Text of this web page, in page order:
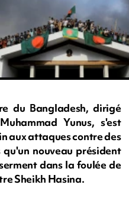
du Bangladesh, dirigé
Yunus, s'est
aux attaques contre des
nouveau président
dans la foulée de
Sheikh Hasina.